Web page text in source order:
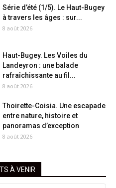
Série d’été (1/5). Le Haut-Bugey
à travers les âges : sur...
8 août 2026
Haut-Bugey. Les Voiles du
Landeyron : une balade
rafraîchissante au fil...
8 août 2026
Thoirette-Coisia. Une escapade
entre nature, histoire et
panoramas d’exception
8 août 2026
À VENIR